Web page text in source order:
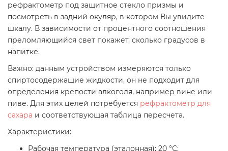
рефрактометр под защитное стекло призмы и
посмотреть в задний окуляр, в котором Вы увидите
шкалу. В зависимости от процентного соотношения
преломляющийся свет покажет, сколько градусов в
напитке.
Важно: данным устройством измеряются только
спиртосодержащие жидкости, он не подходит для
определения крепости алкоголя, например вине или
пиве. Для этих целей потребуется рефрактометр для
сахара и соответствующая таблица пересчета.
Характеристики:
Рабочая температура (эталонная): 20 °С;